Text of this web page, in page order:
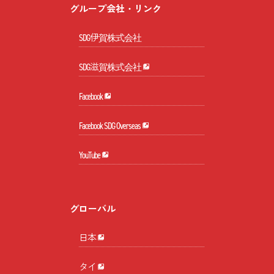
グループ会社・リンク
SDG伊賀株式会社
SDG滋賀株式会社
Facebook
Facebook SDG Overseas
YouTube
グローバル
日本
タイ